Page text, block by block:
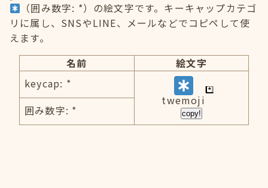
（囲み数字: *）の絵文字です。キーキャップカテゴ
リに属し、SNSやLINE、メールなどでコピペして使
えます。
名前
絵文字
keycap: *
twemoji
copy!
囲み数字: *